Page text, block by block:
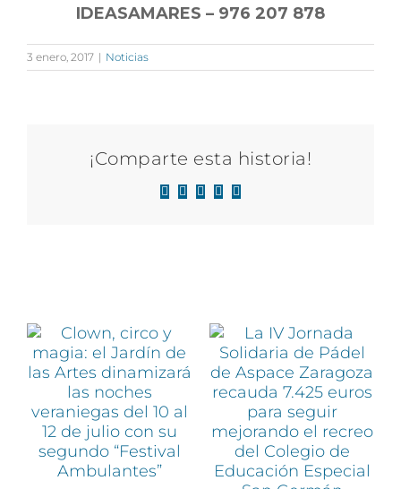
IDEASAMARES – 976 207 878
3 enero, 2017 | Noticias
¡Comparte esta historia!
Facebook
X LinkedIn
WhatsApp
Correo